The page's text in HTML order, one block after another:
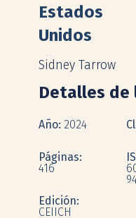
Estados
Unidos
Sidney Tarrow
Detalles de
Año: 2024
Páginas:
416
Edición:
CEIICH